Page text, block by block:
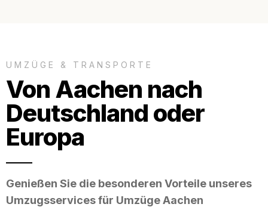
UMZÜGE & TRANSPORTE
Von Aachen nach
Deutschland oder
Europa
Genießen Sie die besonderen Vorteile unseres
Umzugsservices für Umzüge Aachen